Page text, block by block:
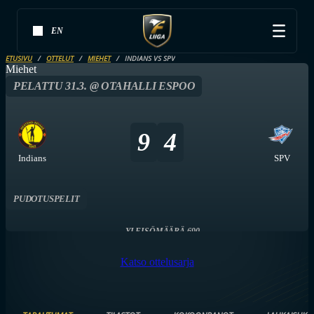
EN
ETUSIVU OTTELUT MIEHET INDIANS VS SPV
Miehet
PELATTU 31.3. @ OTAHALLI ESPOO
Indians
9 4
SPV
PUDOTUSPELIT
YLEISÖMÄÄRÄ 690
Katso ottelusarja